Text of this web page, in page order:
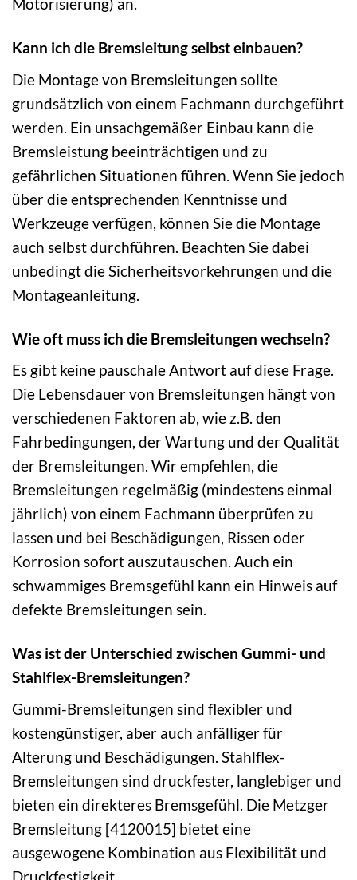
Motorisierung) an.
Kann ich die Bremsleitung selbst einbauen?
Die Montage von Bremsleitungen sollte
grundsätzlich von einem Fachmann durchgeführt
werden. Ein unsachgemäßer Einbau kann die
Bremsleistung beeinträchtigen und zu
gefährlichen Situationen führen. Wenn Sie jedoch
über die entsprechenden Kenntnisse und
Werkzeuge verfügen, können Sie die Montage
auch selbst durchführen. Beachten Sie dabei
unbedingt die Sicherheitsvorkehrungen und die
Montageanleitung.
Wie oft muss ich die Bremsleitungen wechseln?
Es gibt keine pauschale Antwort auf diese Frage.
Die Lebensdauer von Bremsleitungen hängt von
verschiedenen Faktoren ab, wie z.B. den
Fahrbedingungen, der Wartung und der Qualität
der Bremsleitungen. Wir empfehlen, die
Bremsleitungen regelmäßig (mindestens einmal
jährlich) von einem Fachmann überprüfen zu
lassen und bei Beschädigungen, Rissen oder
Korrosion sofort auszutauschen. Auch ein
schwammiges Bremsgefühl kann ein Hinweis auf
defekte Bremsleitungen sein.
Was ist der Unterschied zwischen Gummi- und
Stahlflex-Bremsleitungen?
Gummi-Bremsleitungen sind flexibler und
kostengünstiger, aber auch anfälliger für
Alterung und Beschädigungen. Stahlflex-
Bremsleitungen sind druckfester, langlebiger und
bieten ein direkteres Bremsgefühl. Die Metzger
Bremsleitung [4120015] bietet eine
ausgewogene Kombination aus Flexibilität und